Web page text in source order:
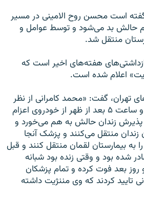
گفته است محسن روح الامینی در مسیر
حالش بد می‌شود و توسط عوامل و
منتقل شد.
هفته‌های اخیر است که
اعلام شده است.
تهران، گفت: «محمد کامرانی از نظر
ظاهری مشکلی نداشته و ساعت ۵ بعد از ظهر از خودروی اعزام
زندان حالش به هم می‌خورد و
زندان منتقل می‌کنند و پزشک آنجا
بیمارستان لقمان منتقل کنند و قبل
شده بود و وقتی زنده بود شبانه
بعد فوت کرده و تمام پزشکان
تایید کردند که وی مننژیت داشته